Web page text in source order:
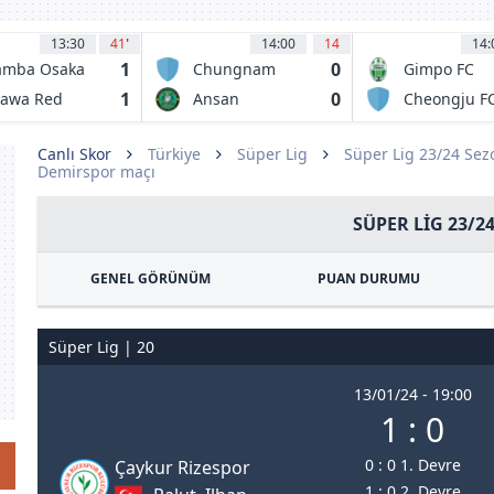
13:30 41'
Osaka 1
Red
1
14:00 14
Chungnam
Asan FC
0
Ansan
0
Gimpo FC
Cheongju
Canlı Skor Türkiye Süper Lig Süper Lig 23/24
Demirspor maçı
SÜPER LIG 23/24
GENEL GÖRÜNÜM PUAN DURUMU
Süper Lig | 20
Çaykur Rizespor
13/01/24 - 19:00
1 : 0
0 : 0 1. Devre